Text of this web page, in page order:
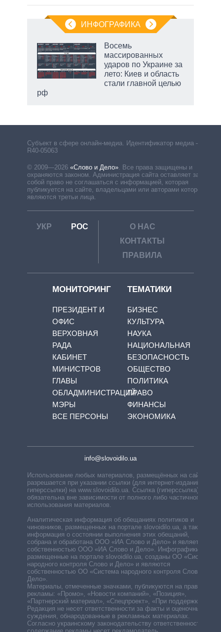
ИНФОГРАФИКА
Восемь
массированных
ударов по Украине за
лето: Киев и область
стали главной целью
рф
Субъект в сфере онлайн-медиа. Идентификатор медиа –
R40-05063
© 2009—2026 «Слово и Дело». Все права защищены и
охраняются законом. Администрация сайта оставляет за
собой право не соглашаться с информацией, которая
публикуется на сайте, владельцами или авторами которой
являются третьи лица.
УКР РОС
О НАС
КОНТАКТЫ
ПРАВИЛА
МОНИТОРИНГ
ПРЕЗИДЕНТ И
ОФИС
ВЕРХОВНАЯ
РАДА
КАБИНЕТ
МИНИСТРОВ
ГЛАВЫ
ОБЛАДМИНИСТРАЦИЙ
МЭРЫ
ВСЕ ПЕРСОНЫ
ТЕМАТИКИ
БИЗНЕС
КУЛЬТУРА
НАУКА
НАЦИОНАЛЬНАЯ
БЕЗОПАСНОСТЬ
ОБЩЕСТВО
ПОЛИТИКА
ПРАВО
ФИНАНСЫ
ЭКОНОМИКА
info@slovoidilo.ua
Использование любых материалов, размещённых на сайте,
разрешается при указании ссылки (для интернет-изданий —
гиперссылки) на www.slovoidilo.ua. Ссылка (гиперссылка)
обязательна вне зависимости от полного либо частичного
использования материалов.
Аналитическая информация об обещаниях политиков и
чиновников, размещенных на портале slovoidilo.ua, а также
информация о состоянии выполнения этих обещаний,
собрана и обработана ООО «ИА Слово и Дело» и является
собственностью ООО «ИА Слово и Дело». Инфографики,
размещенные на портале slovoidilo.ua, созданы ОО «Система
народного контроля Слово и Дело» и являются
собственностью ОО «Система народного контроля Слово и
Дело».
Материалы, отмеченные значками, публикуются на правах
рекламы: «Промо», «Новости компаний», «Позиция»,
«Партнерский материал», «Спецпроект», «При поддержке».
Редакция не несет ответственности за факты и оценочные
суждения, обнародованные в рекламных материалах.
Согласно украинскому законодательству ответственность за